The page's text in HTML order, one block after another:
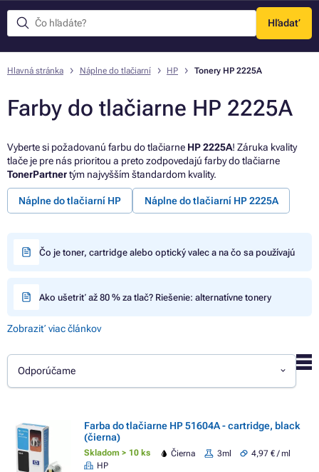
Hľadať
Menu
Hlavná stránka Náplne do tlačiarní HP Tonery HP 2225A
Farby do tlačiarne HP 2225A
Vyberte si požadovanú farbu do tlačiarne HP 2225A! Záruka kvality
tlače je pre nás prioritou a preto zodpovedajú farby do tlačiarne
TonerPartnertým najvyšším štandardom kvality.
Náplne do tlačiarní HP Náplne do tlačiarní HP 2225A
Čo je toner, cartridge alebo optický valec a na čo sa používajú
Ako ušetriť až 80 % za tlač? Riešenie: alternatívne tonery
Zobraziť viac článkov
Odporúčame
Farba do tlačiarne HP 51604A - cartridge, black
(čierna)
Skladom > 10 ks Čierna 3ml
4,97 € / ml
HP